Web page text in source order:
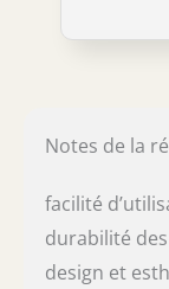
Notes de la
facilité
durabilité
design et